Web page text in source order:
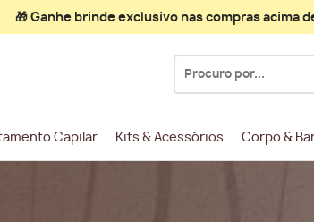
🎁 Ganhe brinde exclusivonas compras acima
por:
Capilar Kits & Acessórios Corpo &